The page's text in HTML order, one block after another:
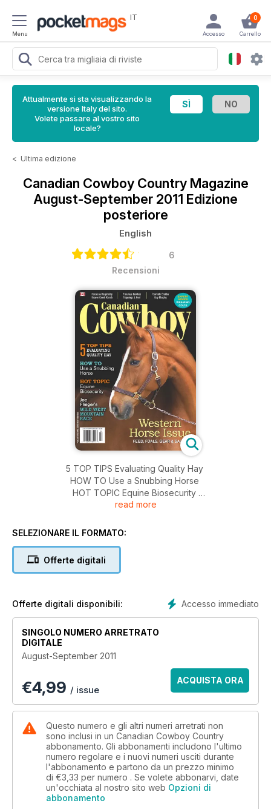
Menu
IT 0
Carrello
Accesso
Attualmente si sta visualizzando la
versione Italy del sito.
Volete passare al vostro sito
locale?
< Ultima edizione
Canadian Cowboy Country Magazine
August-September 2011 Edizione
posteriore
English
6
Recensioni
5 TOP TIPS Evaluating Quality Hay
HOW TO Use a Snubbing Horse
HOT TOPIC Equine Biosecurity
Joe Flieger's WILD WEST MOUNTAIN RACE
Feed, Foals, Gear & Sales
read more
SELEZIONARE IL FORMATO:
Offerte digitali
Accesso immediato
Offerte digitali disponibili:
SINGOLO NUMERO ARRETRATO
DIGITALE
August-September 2011
€4,99 / issue
ACQUISTA ORA
Questo numero e gli altri numeri arretrati non
sono inclusi in un Canadian Cowboy Country
abbonamento. Gli abbonamenti includono l'ultimo
numero regolare e i nuovi numeri usciti durante
l'abbonamento e partono da un prezzo minimo
di €3,33 per numero . Se volete abbonarvi, date
un'occhiata al nostro sito web Opzioni di
abbonamento